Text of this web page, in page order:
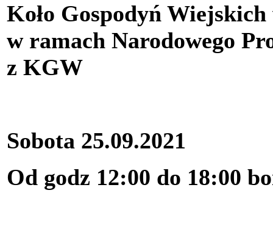
Koło Gospodyń
w ramach Narodowego
z KGW
Sobota 25.09.2021
Od godz 12:00 do 18:00